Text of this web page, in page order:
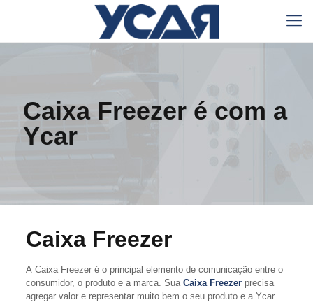
Caixa Freezer é com a
Ycar
Caixa Freezer
A Caixa Freezer é o principal elemento de comunicação entre o
consumidor, o produto e a marca. Sua Caixa Freezerprecisa
agregar valor e representar muito bem o seu produto e a Ycar